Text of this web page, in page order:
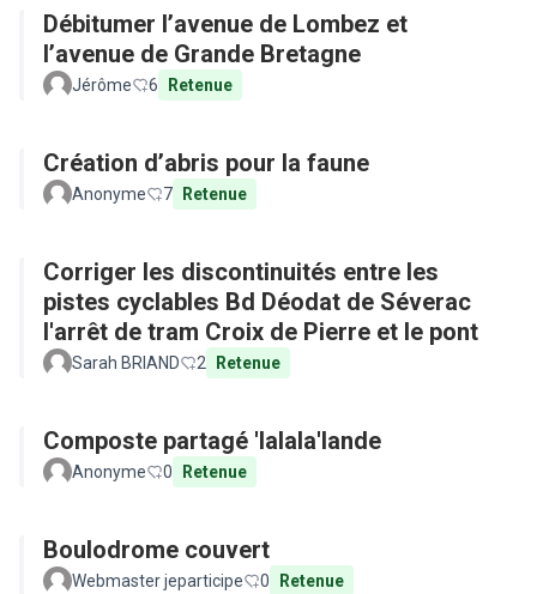
Débitumer l’avenue de Lombez et
l’avenue de Grande Bretagne
Jérôme 6 Retenue
Création d’abris pour la faune
Anonyme 7 Retenue
Corriger les discontinuités entre les
pistes cyclables Bd Déodat de Séverac
l'arrêt de tram Croix de Pierre et le pont
Sarah BRIAND 2 Retenue
Composte partagé 'lalala'lande
Anonyme 0 Retenue
Boulodrome couvert
Webmaster jeparticipe 0 Retenue